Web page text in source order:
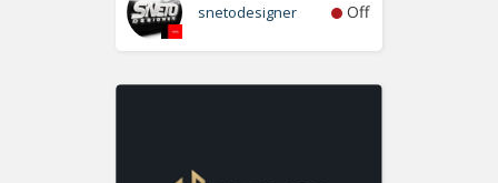
snetodesigner Off